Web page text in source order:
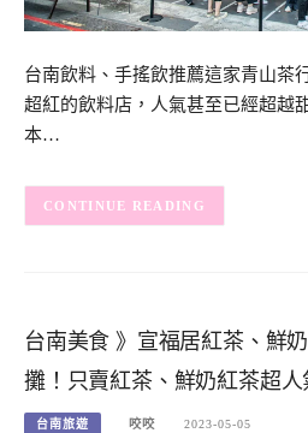
台南飲料、手搖飲推薦這家青山茶
超紅的飲料店，人氣甚至已經超越
本…
CONTINUE READING
台南美食 》宣福居紅茶、鮮
攤！只賣紅茶、鮮奶紅茶超
台南旅遊 咬咬 2023-05-05